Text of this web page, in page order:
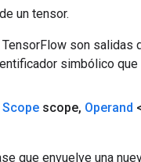
un tensor.
son salidas
simbólico
Scope scope, Operand
que envuelve una